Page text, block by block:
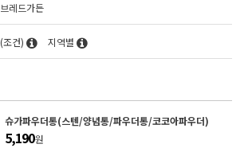
브레드가든
(조건) 지역별
슈가파우더통(스텐/양념통/파우더통/코코아파우더)
5,190원